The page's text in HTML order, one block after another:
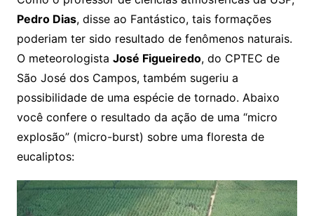
Pedro Dias, disse ao Fantástico, tais formações
poderiam ter sido resultado de fenômenos naturais.
O meteorologista José Figueiredo, do CPTEC de
São José dos Campos, também sugeriu a
possibilidade de uma espécie de tornado. Abaixo
você confere o resultado da ação de uma “micro
explosão” (micro-burst) sobre uma floresta de
eucaliptos: